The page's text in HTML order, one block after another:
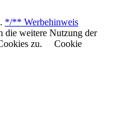
*/** Werbehinweis
die weitere Nutzung der
zu.
Cookie